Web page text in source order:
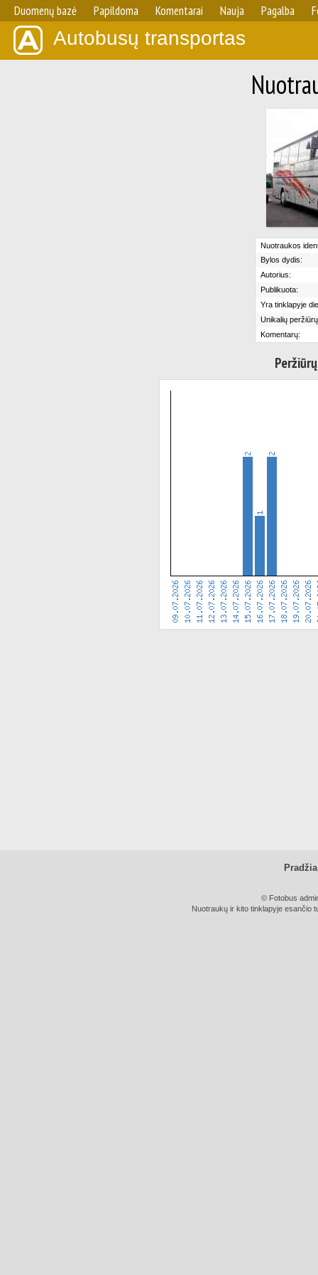
Duomenų bazė Papildoma Komentarai Nauja Pagalba
Autobusų transportas
Nuotraukos
Bylos dydis:
Autorius:
Publikuota:
Yra tinklapyje
Unikalių
Komentarų:
Pradžia
© Fotobus
Nuotraukų ir kito tinklapyje esančio